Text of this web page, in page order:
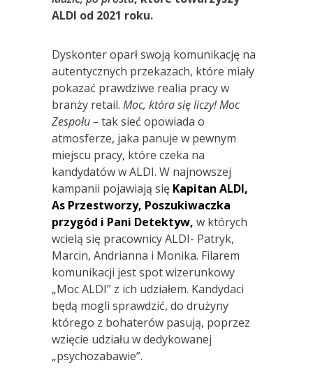
ALDI od 2021 roku.
Dyskonter oparł swoją komunikację na
autentycznych przekazach, które miały
pokazać prawdziwe realia pracy w
branży retail. Moc, która się liczy! Moc
Zespołu – tak sieć opowiada o
atmosferze, jaka panuje w pewnym
miejscu pracy, które czeka na
kandydatów w ALDI. W najnowszej
kampanii pojawiają się Kapitan ALDI,
As Przestworzy, Poszukiwaczka
przygód i Pani Detektyw, w których
wcielą się pracownicy ALDI- Patryk,
Marcin, Andrianna i Monika. Filarem
komunikacji jest spot wizerunkowy
„Moc ALDI” z ich udziałem. Kandydaci
będą mogli sprawdzić, do drużyny
którego z bohaterów pasują, poprzez
wzięcie udziału w dedykowanej
„psychozabawie”.